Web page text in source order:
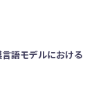
語モデルにおける